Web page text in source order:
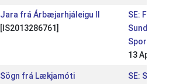
Jara frá Árbæjarhjáleigu II
[IS2013286761]
SE: Fengur-
Sundabakki
Sport WR 1
13 Apr 2024
Sögn frá Lækjamóti
SE: SSM